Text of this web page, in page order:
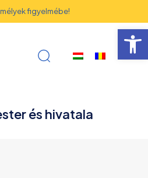
figyelmébe!
és hivatala